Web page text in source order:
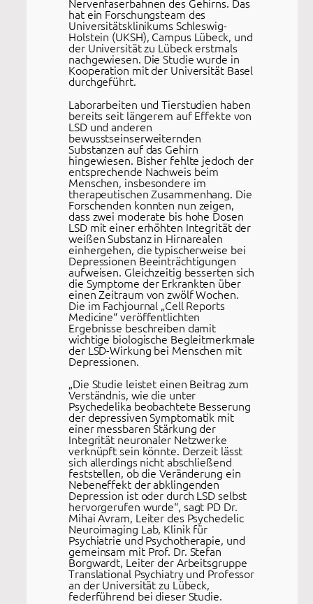
Nervenfaserbahnen des Gehirns. Das
hat ein Forschungsteam des
Universitätsklinikums Schleswig-
Holstein (UKSH), Campus Lübeck, und
der Universität zu Lübeck erstmals
nachgewiesen. Die Studie wurde in
Kooperation mit der Universität Basel
durchgeführt.
Laborarbeiten und Tierstudien haben
bereits seit längerem auf Effekte von
LSD und anderen
bewusstseinserweiternden
Substanzen auf das Gehirn
hingewiesen. Bisher fehlte jedoch der
entsprechende Nachweis beim
Menschen, insbesondere im
therapeutischen Zusammenhang. Die
Forschenden konnten nun zeigen,
dass zwei moderate bis hohe Dosen
LSD mit einer erhöhten Integrität der
weißen Substanz in Hirnarealen
einhergehen, die typischerweise bei
Depressionen Beeinträchtigungen
aufweisen. Gleichzeitig besserten sich
die Symptome der Erkrankten über
einen Zeitraum von zwölf Wochen.
Die im Fachjournal „Cell Reports
Medicine“ veröffentlichten
Ergebnisse beschreiben damit
wichtige biologische Begleitmerkmale
der LSD-Wirkung bei Menschen mit
Depressionen.
„Die Studie leistet einen Beitrag zum
Verständnis, wie die unter
Psychedelika beobachtete Besserung
der depressiven Symptomatik mit
einer messbaren Stärkung der
Integrität neuronaler Netzwerke
verknüpft sein könnte. Derzeit lässt
sich allerdings nicht abschließend
feststellen, ob die Veränderung ein
Nebeneffekt der abklingenden
Depression ist oder durch LSD selbst
hervorgerufen wurde“, sagt PD Dr.
Mihai Avram, Leiter des Psychedelic
Neuroimaging Lab, Klinik für
Psychiatrie und Psychotherapie, und
gemeinsam mit Prof. Dr. Stefan
Borgwardt, Leiter der Arbeitsgruppe
Translational Psychiatry und Professor
an der Universität zu Lübeck,
federführend bei dieser Studie.